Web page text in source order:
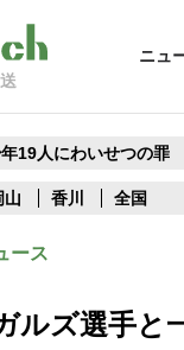
ニュ
19人にわいせつの罪
山 香川 全国
ース
ルズ選手